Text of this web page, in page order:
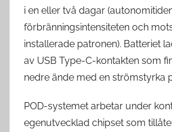
i en eller två dagar
förbränningsintensiteten och
installerade patronen). Batteriet
av USB Type-C-kontakten som
nedre ände med en strömstyrka
POD-systemet arbetar under
egenutvecklad chipset som